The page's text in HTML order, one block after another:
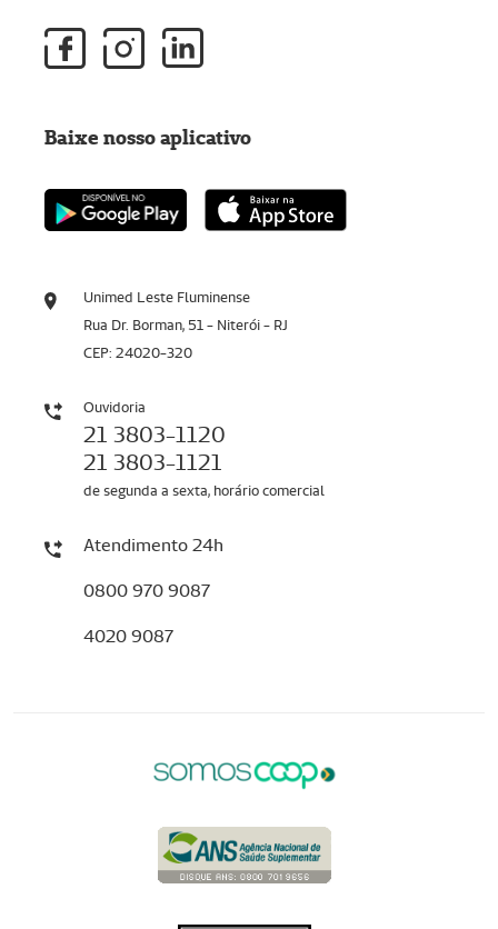
Unimed Leste Fluminense
Rua Dr. Borman, 51 - Niterói - RJ
CEP: 24020-320
Ouvidoria
21 3803-1120
21 3803-1121
de segunda a sexta, horário comercial
Atendimento 24h
0800 970 9087
4020 9087
Baixe nosso aplicativo